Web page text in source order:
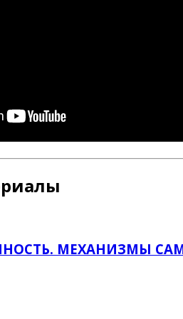
МЕХАНИЗМЫ